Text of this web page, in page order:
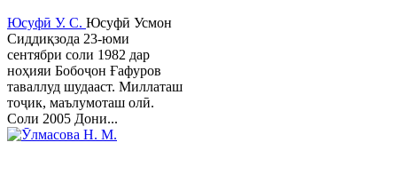
Юсуфӣ У. C. Юсуфӣ Усмон
Сиддиқзода 23-юми
сентябри соли 1982 дар
ноҳияи Бобоҷон Ғафуров
таваллуд шудааст. Миллаташ
тоҷик, маълумоташ олӣ.
Соли 2005 Дони...